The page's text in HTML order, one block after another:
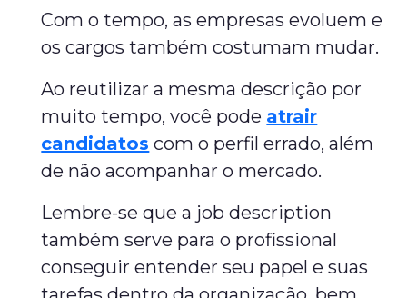
Com o tempo, as empresas evoluem e
os cargos também costumam mudar.
Ao reutilizar a mesma descrição por
muito tempo, você pode atrair
candidatos com o perfil errado, além
de não acompanhar o mercado.
Lembre-se que a job description
também serve para o profissional
conseguir entender seu papel e suas